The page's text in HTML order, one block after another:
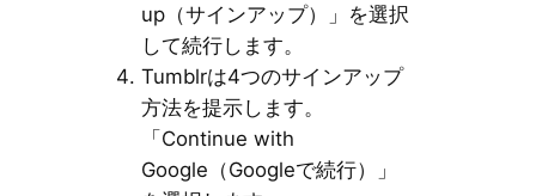
up（サインアップ）」を選択
して続行します。
Tumblrは4つのサインアップ
方法を提示します。
「Continue with
Google（Googleで続行）」